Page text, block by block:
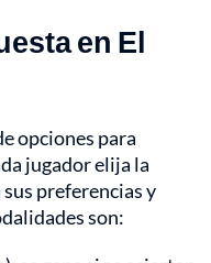
en El
opciones para
jugador elija la
preferencias y
son: